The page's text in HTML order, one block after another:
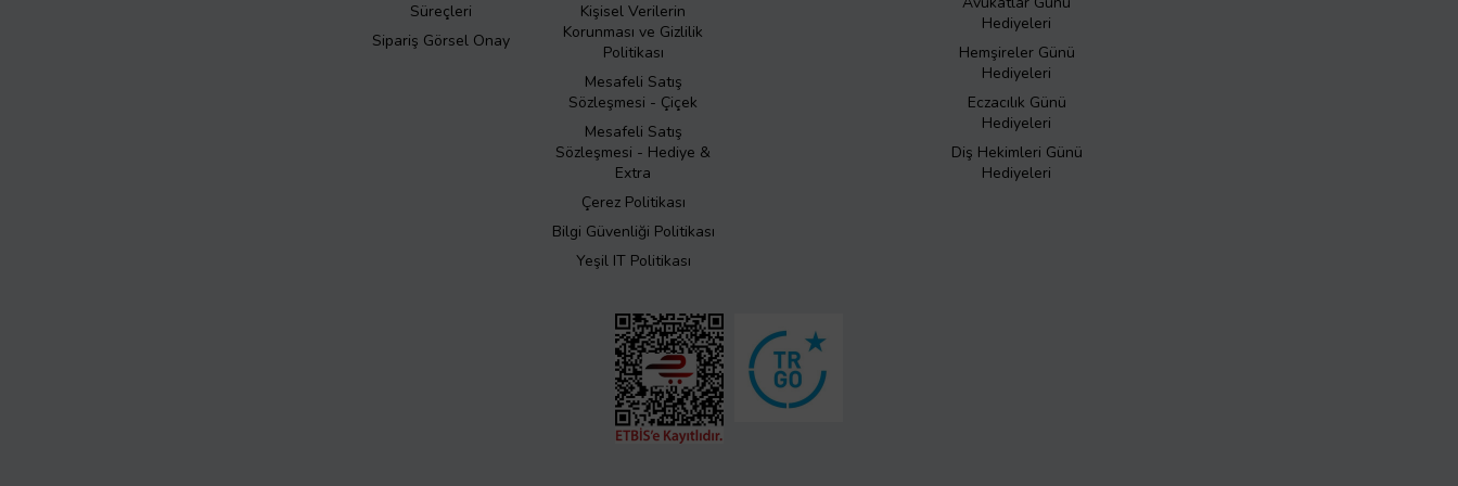
Süreçleri
Sipariş Görsel Onay
Kişisel Verilerin
Korunması ve Gizlilik
Politikası
Mesafeli Satış
Sözleşmesi - Çiçek
Mesafeli Satış
Sözleşmesi - Hediye &
Extra
Çerez Politikası
Bilgi Güvenliği Politikası
Yeşil IT Politikası
Hediyeleri
Hemşireler Günü
Hediyeleri
Eczacılık Günü
Hediyeleri
Diş Hekimleri Günü
Hediyeleri